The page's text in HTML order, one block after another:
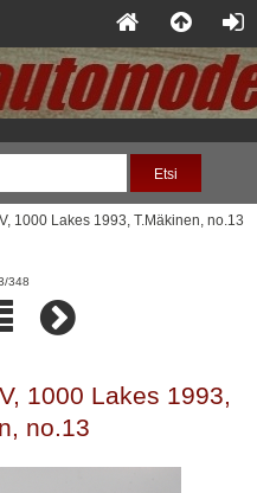
1000 Lakes 1993, T.Mäkinen, no.13
348
1000 Lakes 1993,
no.13